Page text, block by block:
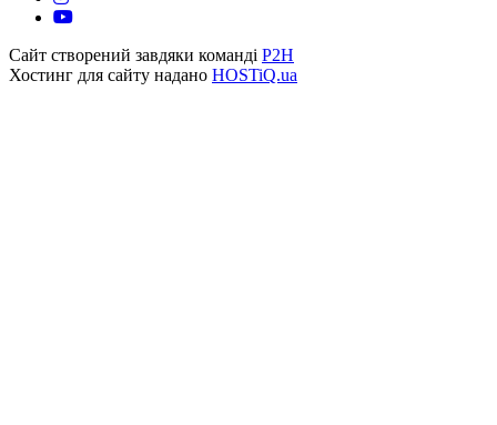
Сайт створений завдяки команді P2H
Хостинг для сайту надано HOSTiQ.ua